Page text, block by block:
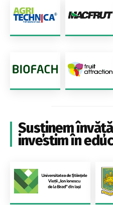
Susținem
investim în